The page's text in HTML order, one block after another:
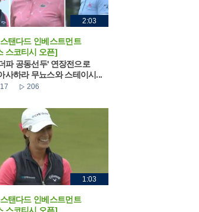
2:03
탠다드 인베스트먼트
스코티시 오픈]
파 공동선두' 연장전으로
사하라 무뇨스와 스테이시...
206
1:03
탠다드 인베스트먼트